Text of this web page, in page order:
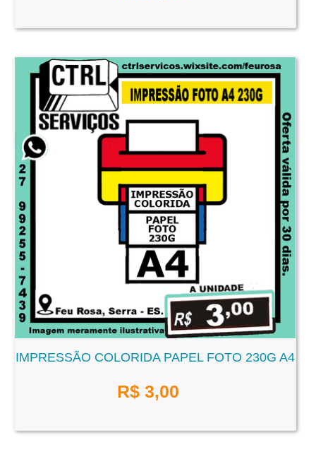
IMPRESSÃO COLORIDA PAPEL FOTO 230G A4
R$ 3,00